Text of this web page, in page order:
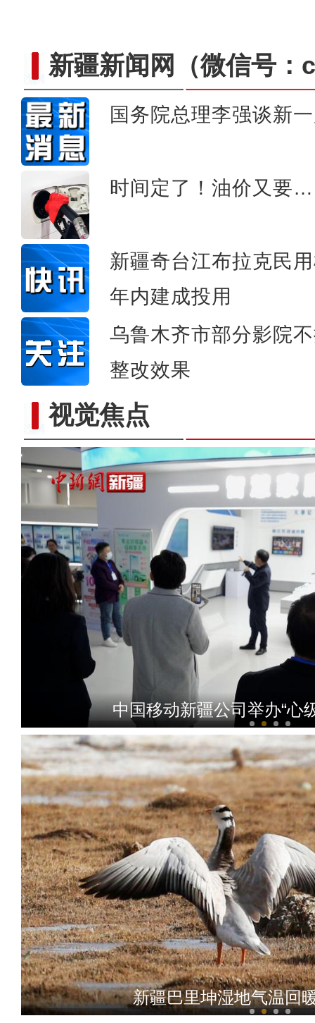
新疆新闻网 （微信号
国务院总理李强谈新
时间定了！油价又要
新疆奇台江布拉克民
年内建成投用
乌鲁木齐市部分影院
整改效果
视觉焦点中国移动新疆公司举办“心
新疆乌鲁木齐出现
新疆喀什旅游持续“回暖”
乌鲁木齐迎来春日降雪